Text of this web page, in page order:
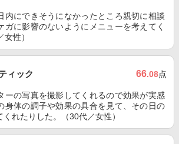
内にできそうになかったところ親切に相談
ガに影響のないようにメニューを考えてく
性）
ィック 66.08点
ーの写真を撮影してくれるので効果が実感
身体の調子や効果の具合を見て、その日の
くれたりした。（30代／女性）